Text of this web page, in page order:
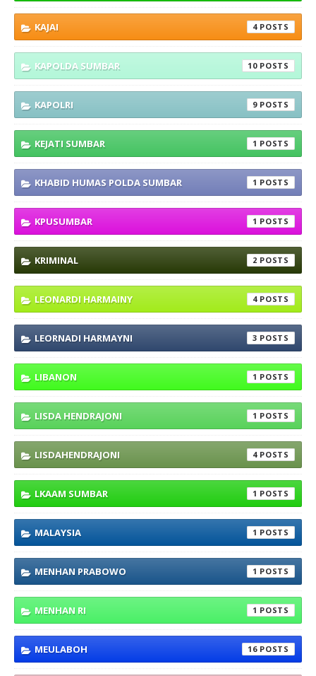
KAJAI 4
KAPOLDA SUMBAR 10
KAPOLRI 9
KEJATI SUMBAR 1
KHABID HUMAS POLDA SUMBAR 1
KPUSUMBAR 1
KRIMINAL 2
LEONARDI HARMAINY 4
LEORNADI HARMAYNI 3
LIBANON 1
LISDA HENDRAJONI 1
LISDAHENDRAJONI 4
LKAAM SUMBAR 1
MALAYSIA 1
MENHAN PRABOWO 1
MENHAN RI 1
MEULABOH 16